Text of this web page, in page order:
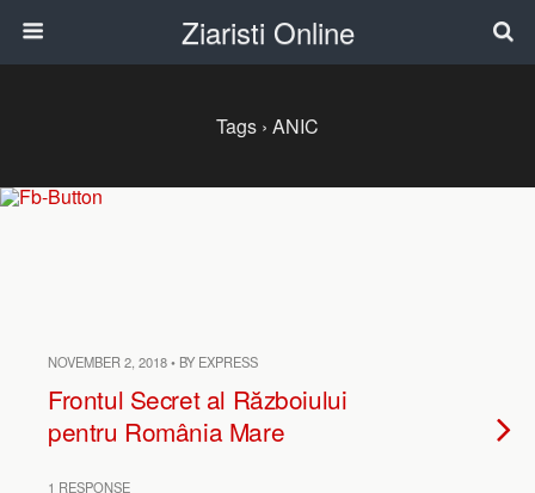
Ziaristi Online
Tags › ANIC
NOVEMBER 2, 2018 • BY EXPRESS
Frontul Secret al Războiului
pentru România Mare
1 RESPONSE